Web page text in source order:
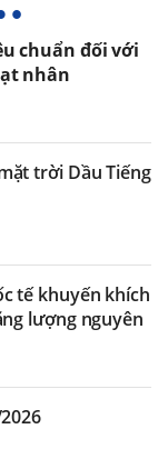
chuẩn đối với
nhân
trời Dầu Tiếng
tế khuyến khích
lượng nguyên